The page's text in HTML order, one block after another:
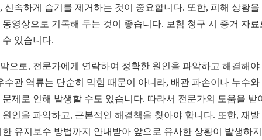
신속하게 습기를 제거하는 것이 중요합니다. 또한, 피해 상황을
동영상으로 기록해 두는 것이 좋습니다. 보험 청구 시 증거 자료
수 있습니다.
으로, 전문가에게 연락하여 정확한 원인을 파악하고 해결해야
수관 역류는 단순히 막힘 때문이 아니라, 배관 파손이나 누수와
문제로 인해 발생할 수도 있습니다. 따라서 전문가의 도움을 받
원인을 파악하고, 근본적인 해결책을 찾아야 합니다. 또한, 재발
한 유지보수 방법까지 안내받아 앞으로 유사한 상황이 발생하